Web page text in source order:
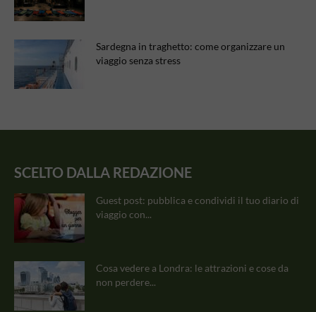
Sardegna in traghetto: come organizzare un
viaggio senza stress
SCELTO DALLA REDAZIONE
Guest post: pubblica e condividi il tuo diario di
viaggio con...
Cosa vedere a Londra: le attrazioni e cose da
non perdere...